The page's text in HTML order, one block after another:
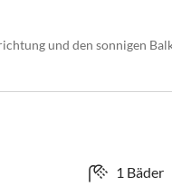
und den sonnigen
1 Bäder